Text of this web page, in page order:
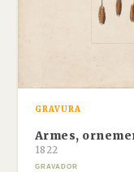
GRAVURA
Armes,
1822
GRAVADOR